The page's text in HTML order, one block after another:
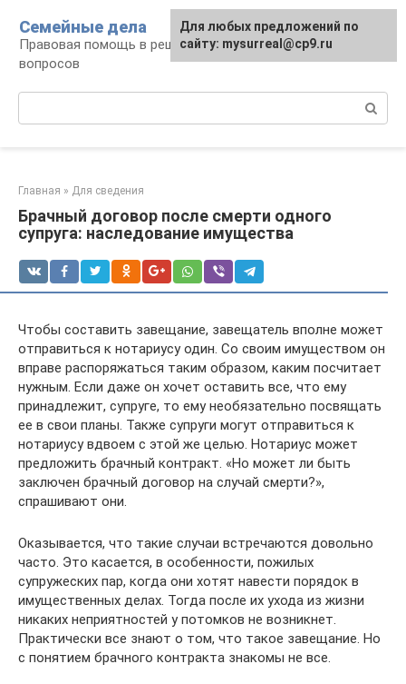
контенту
Семейные дела
Правовая помощь в решении семейных
вопросов
Главная » Для сведения
Брачный договор после смерти одного
супруга: наследование имущества
Чтобы составить завещание, завещатель вполне может
отправиться к нотариусу один. Со своим имуществом он
вправе распоряжаться таким образом, каким посчитает
нужным. Если даже он хочет оставить все, что ему
принадлежит, супруге, то ему необязательно посвящать
ее в свои планы. Также супруги могут отправиться к
нотариусу вдвоем с этой же целью. Нотариус может
предложить брачный контракт. «Но может ли быть
заключен брачный договор на случай смерти?»,
спрашивают они.
Оказывается, что такие случаи встречаются довольно
часто. Это касается, в особенности, пожилых
супружеских пар, когда они хотят навести порядок в
имущественных делах. Тогда после их ухода из жизни
никаких неприятностей у потомков не возникнет.
Практически все знают о том, что такое завещание. Но
с понятием брачного контракта знакомы не все.
Для любых предложений по
сайту: mysurreal@cp9.ru